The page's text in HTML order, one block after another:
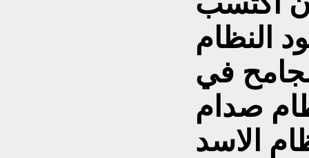
النظام
في
صدام
الاسد